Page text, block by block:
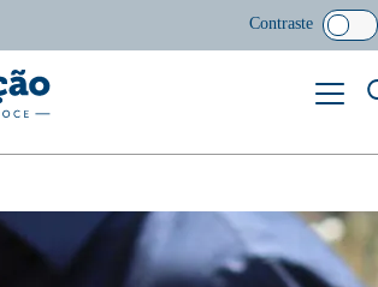
Contraste